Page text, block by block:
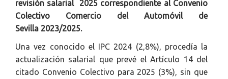
revisión salarial 2025 correspondiente al Convenio
Colectivo Comercio del Automóvil de
Sevilla 2023/2025.
Una vez conocido el IPC 2024 (2,8%), procedía la
actualización salarial que prevé el Artículo 14 del
citado Convenio Colectivo para 2025 (3%), sin que